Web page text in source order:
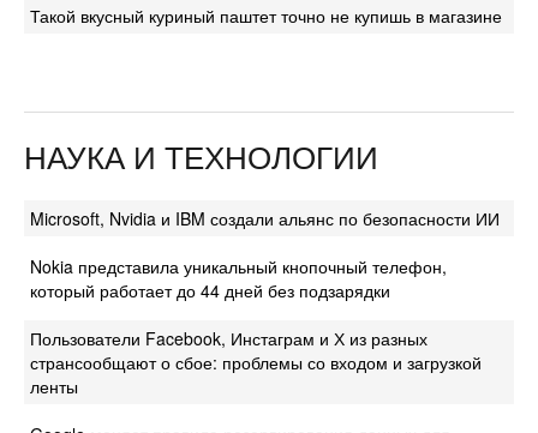
Такой вкусный куриный паштет точно не купишь в магазине
НАУКА И ТЕХНОЛОГИИ
Microsoft, Nvidia и IBM создали альянс по безопасности ИИ
Nokia представила уникальный кнопочный телефон,
который работает до 44 дней без подзарядки
Пользователи Facebook, Инстаграм и Х из разных
странсообщают о сбое: проблемы со входом и загрузкой
ленты